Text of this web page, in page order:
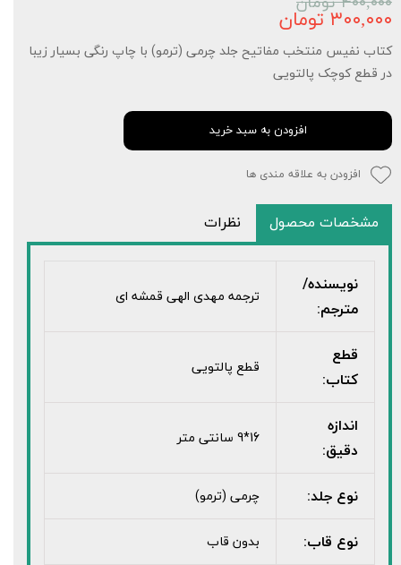
۳۰۰,۰۰۰ تومان
کتاب نفیس منتخب مفاتیح جلد چرمی (ترمو) با چاپ رنگی بسیار زیبا
در قطع کوچک پالتویی
افزودن به سبد خرید
افزودن به علاقه مندی ها
مشخصات محصول نظرات
نویسنده/
مترجم:
ترجمه مهدی الهی قمشه ای
قطع
کتاب:
قطع پالتویی
اندازه
دقیق:
16*9 سانتی متر
نوع جلد: چرمی (ترمو)
نوع قاب: بدون قاب